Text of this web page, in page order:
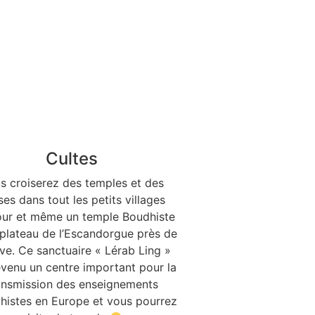
Cultes
croiserez des temples et des
dans tout les petits villages
et même un temple Boudhiste
de l’Escandorgue près de
Ce sanctuaire « Lérab Ling »
un centre important pour la
des enseignements
en Europe et vous pourrez